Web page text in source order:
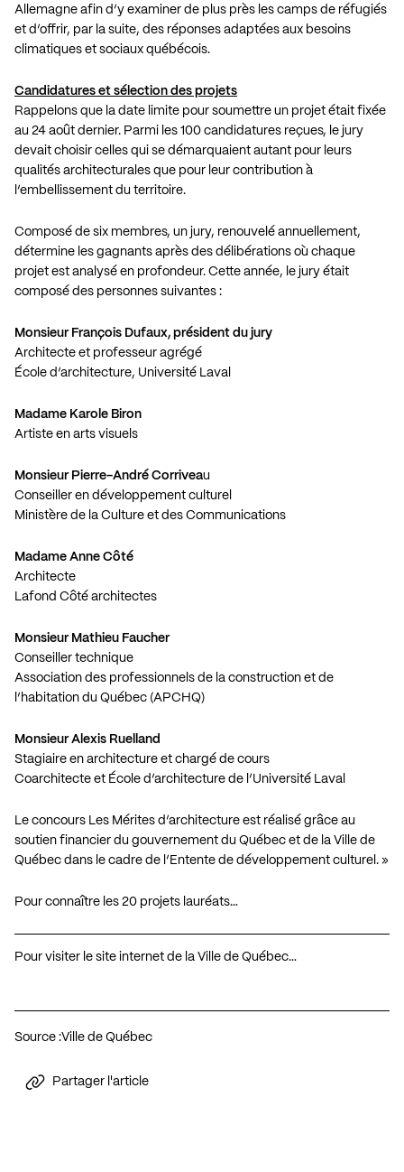
Allemagne afin d’y examiner de plus près les camps de réfugiés
et d’offrir, par la suite, des réponses adaptées aux besoins
climatiques et sociaux québécois.
Candidatures et sélection des projets
Rappelons que la date limite pour soumettre un projet était fixée
au 24 août dernier. Parmi les 100 candidatures reçues, le jury
devait choisir celles qui se démarquaient autant pour leurs
qualités architecturales que pour leur contribution à
l’embellissement du territoire.
Composé de six membres, un jury, renouvelé annuellement,
détermine les gagnants après des délibérations où chaque
projet est analysé en profondeur. Cette année, le jury était
composé des personnes suivantes :
Monsieur François Dufaux, président du jury
Architecte et professeur agrégé
École d’architecture, Université Laval
Madame Karole Biron
Artiste en arts visuels
Monsieur Pierre-André Corriveau
Conseiller en développement culturel
Ministère de la Culture et des Communications
Madame Anne Côté
Architecte
Lafond Côté architectes
Monsieur Mathieu Faucher
Conseiller technique
Association des professionnels de la construction et de
l’habitation du Québec (APCHQ)
Monsieur Alexis Ruelland
Stagiaire en architecture et chargé de cours
Coarchitecte et École d’architecture de l’Université Laval
Le concours Les Mérites d’architecture est réalisé grâce au
soutien financier du gouvernement du Québec et de la Ville de
Québec dans le cadre de l’Entente de développement culturel. »
Pour connaître les 20 projets lauréats…
Pour visiter le site internet de la Ville de Québec…
Source :Ville de Québec
Partager l'article